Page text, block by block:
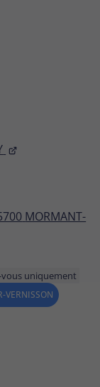
MORMANT-
vous uniquement